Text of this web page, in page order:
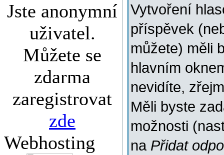
Jste anonymní
uživatel.
Můžete se
zdarma
zaregistrovat
zde
Webhosting
Vytvoření
příspěvek
můžete) měli
hlavním
nevidíte,
Měli byste
možnosti
na Přidat